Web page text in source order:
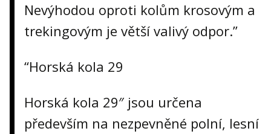
Nevýhodou oproti kolům krosovým a
trekingovým je větší valivý odpor.”
“Horská kola 29
Horská kola 29″ jsou určena
především na nezpevněné polní, lesní